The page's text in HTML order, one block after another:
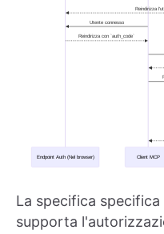
La specifica
supporta